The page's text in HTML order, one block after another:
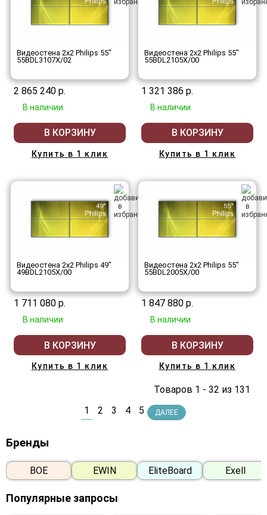
Видеостена 2x2 Philips 55"
55BDL3107X/02
2 865 240 р.
В наличии
В КОРЗИНУ
Купить в 1 клик
Видеостена 2x2 Philips 55"
55BDL2105X/00
1 321 386 р.
В наличии
В КОРЗИНУ
Купить в 1 клик
Видеостена 2x2 Philips 49"
49BDL2105X/00
1 711 080 р.
В наличии
В КОРЗИНУ
Купить в 1 клик
Видеостена 2x2 Philips 55"
55BDL2005X/00
1 847 880 р.
В наличии
В КОРЗИНУ
Купить в 1 клик
1 2 3 4 5 ДАЛЕЕ
Товаров 1 - 32 из 131
Бренды
BOE EWIN EliteBoard Exell
Популярные запросы